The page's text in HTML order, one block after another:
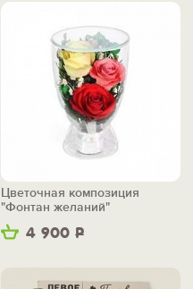
4 900 Р
Цветочная композиция
"Фонтан желаний"